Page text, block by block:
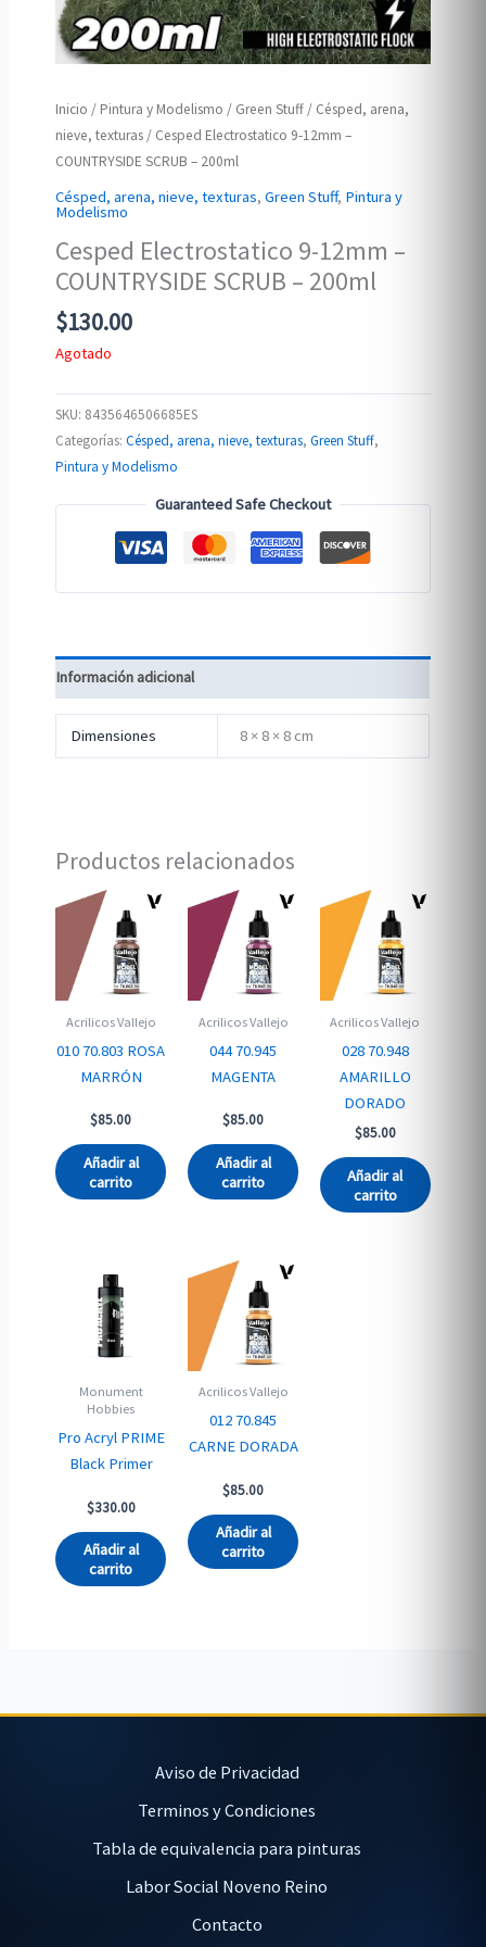
Inicio / Pintura y Modelismo / Green Stuff / Césped, arena,
nieve, texturas / Cesped Electrostatico 9-12mm –
COUNTRYSIDE SCRUB – 200ml
Césped, arena, nieve, texturas,Green Stuff, Pintura y
Modelismo
Cesped Electrostatico 9-12mm –
COUNTRYSIDE SCRUB – 200ml
$130.00
Agotado
SKU: 8435646506685ES
Categorías:Césped, arena, nieve, texturas,Green Stuff,
Pintura y Modelismo
Guaranteed Safe Checkout
Información adicional
Dimensiones 8 × 8 × 8 cm
Productos relacionados
Acrilicos Vallejo
010 70.803 ROSA
MARRÓN
$85.00
Añadir al
carrito
Acrilicos Vallejo
044 70.945
MAGENTA
$85.00
Añadir al
carrito
Acrilicos Vallejo
028 70.948
AMARILLO
DORADO
$85.00
Añadir al
carrito
Monument
Hobbies
Pro Acryl PRIME
Black Primer
$330.00
Añadir al
carrito
Acrilicos Vallejo
012 70.845
CARNE DORADA
$85.00
Añadir al
carrito
Aviso de Privacidad
Terminos y Condiciones
Tabla de equivalencia para pinturas
Labor Social Noveno Reino
Contacto